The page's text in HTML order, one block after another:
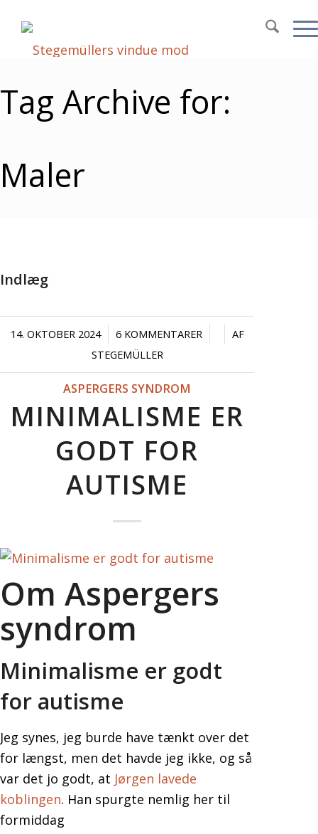
Tag Archive for:
Maler
Indlæg
14. OKTOBER 2024
/ 6 KOMMENTARER
/ /
AF
STEGEMÜLLER
ASPERGERS SYNDROM
MINIMALISME ER
GODT FOR
AUTISME
Om Aspergers
syndrom
Minimalisme er godt
for autisme
Jeg synes, jeg burde have tænkt over det
for længst, men det havde jeg ikke, og så
var det jo godt, at Jørgen lavede
koblingen. Han spurgte nemlig her til
formiddag